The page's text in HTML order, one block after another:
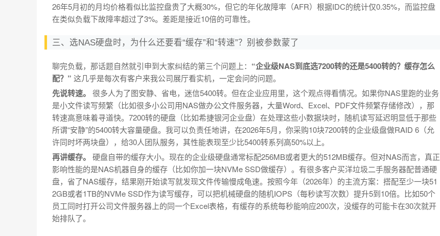
26年5月初的月均价格看似比监控盘贵了大概30%，但它的年化故障率（AFR）根据IDC的统计仅0.35%，而监控盘
在类似负载下故障率超过了3%。差距是接近10倍的可靠性。
三、选NAS硬盘时，为什么还要看“缓存”和“转速”？别被参数蒙了
聊完负载，那话题自然就引申到大家纠结的第三个问题上： “企业级NAS到底选7200转的还是5400转的？缓存怎么
配？” 这几乎是每次有客户来我公司展厅看实机，一定会问的问题。
先说转速。
很多人为了图安静、省电，迷信5400转。但在企业应用里，这个观点得看情况。如果你NAS里跑的业务
是小文件读写频繁（比如很多小公司用NAS做办公文件服务器，大量Word、Excel、PDF文件频繁存储修改），那
转速高意味着寻道快。7200转的硬盘（比如希捷银河企业盘）在处理这些小数据块时，随机读写延迟明显低于那些
所谓“安静”的5400转大容量硬盘。我可以负责任地讲，在2026年5月，你采购10块7200转的企业级盘做RAID 6（允
许同时坏两块盘），给30人团队服务，其性能表现至少比5400转系列高50%以上。
再讲缓存。
硬盘自带的缓存大小。现在的企业级硬盘通常标配256MB或者更大的512MB缓存。但对NAS而言，真正
影响性能的是NAS机器自身的缓存（比如你加一块NVMe SSD做缓存）。有很多客户买洋垃圾二手服务器配普通硬
盘，省了NAS缓存，结果刚开始读写就发现文件传输慢成龟速。按照今年（2026年）的主流方案：搭配至少一块51
2GB或者1TB的NVMe SSD作为读写缓存，可以把机械硬盘的随机IOPS（每秒读写次数）提升5到10倍。比如50个
员工同时打开公司文件服务器上的同一个Excel表格，有缓存的系统每秒能响应200次，没缓存的可能卡在30次就开
始排队了。